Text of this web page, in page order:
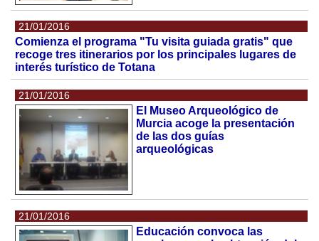
21/01/2016
Comienza el programa "Tu visita guiada gratis" que
recoge tres itinerarios por los principales lugares de
interés turístico de Totana
21/01/2016
El Museo Arqueológico de
Murcia acoge la presentación
de las dos guías
arqueológicas
21/01/2016
Educación convoca las